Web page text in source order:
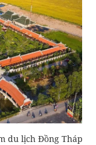
du lịch Đồng Tháp